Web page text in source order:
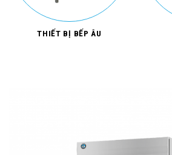
THIẾT BỊ BẾP ÂU